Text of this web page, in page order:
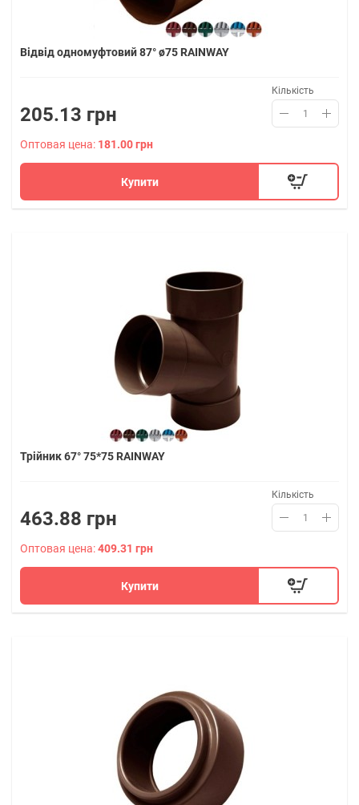
Відвід одномуфтовий 87° ø75 RAINWAY
205.13 грн
Кількість
Оптовая цена: 181.00 грн
Купити
Трійник 67° 75*75 RAINWAY
463.88 грн
Кількість
Оптовая цена:409.31 грн
Купити